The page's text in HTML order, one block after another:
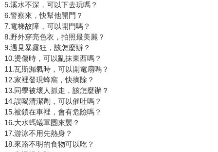
5.溪水不深，可以下去玩嗎？
6.警察來，快幫他開門？
7.電梯故障，可以開門嗎？
8.野外穿亮色衣，拍照最美麗？
9.遇見暴露狂，該怎麼辦？
10.燙傷時，可以亂抹東西嗎？
11.瓦斯漏氣時，可以開電扇嗎？
12.家裡發現蜂窩，快摘除？
13.同學被壞人抓走，該怎麼辦？
14.誤喝清潔劑，可以催吐嗎？
15.被鎖在車裡，會有危險嗎？
16.大水螞蟻軍團來襲？
17.游泳不用先熱身？
18.來路不明的食物可以吃？